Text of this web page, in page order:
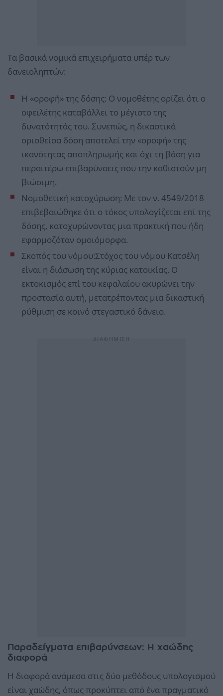
Τα βασικά νομικά επιχειρήματα υπέρ των
δανειοληπτών:
Η «οροφή» της δόσης: Ο νομοθέτης ορίζει ότι ο
οφειλέτης καταβάλλει το μέγιστο της
δυνατότητάς του. Συνεπώς, η δικαστικά
ορισθείσα δόση αποτελεί την «οροφή» της
ικανότητας αποπληρωμής και όχι τη βάση για
περαιτέρω επιβαρύνσεις που την καθιστούν μη
βιώσιμη.
Νομοθετική κατοχύρωση: Με τον ν. 4549/2018
επιβεβαιώθηκε ότι ο τόκος υπολογίζεται επί της
δόσης, κατοχυρώνοντας μια πρακτική που ήδη
εφαρμοζόταν ομοιόμορφα.
Σκοπός του νόμου:Στόχος του νόμου Κατσέλη
είναι η διάσωση της κύριας κατοικίας. Ο
εκτοκισμός επί του κεφαλαίου ακυρώνει την
προστασία αυτή, μετατρέποντας μια δικαστική
ρύθμιση σε κοινό στεγαστικό δάνειο.
Παραδείγματα επιβαρύνσεων: Η χαώδης
διαφορά
Η διαφορά ανάμεσα στις δύο μεθόδους υπολογισμού
είναι χαώδης, όπως προκύπτει από ένα πραγματικό